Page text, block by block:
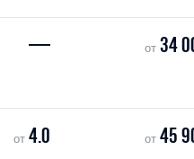
— от 34
от4.0 от 45